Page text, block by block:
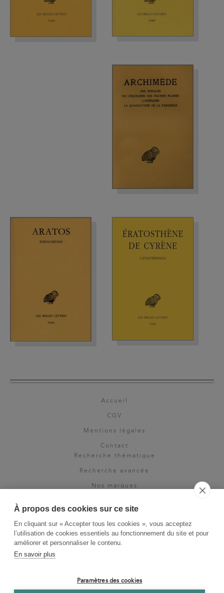
À propos des cookies sur ce site
En cliquant sur « Accepter tous les cookies », vous acceptez
l’utilisation de cookies essentiels au fonctionnement du site et pour
améliorer et personnaliser le contenu.
En savoir plus
Paramètres des cookies
Accueil
CGV
Mentions légales
Contact
Recherche thématique
Recherche avancée
Nos marques
Espace pro
Newsletter
La Vie des Classiques